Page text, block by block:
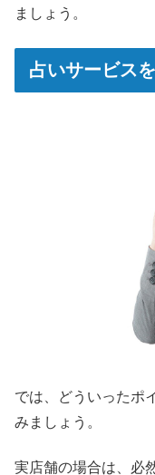
ましょう。
占いサービス
では、どういったポ
みましょう。
実店舗の場合は、必